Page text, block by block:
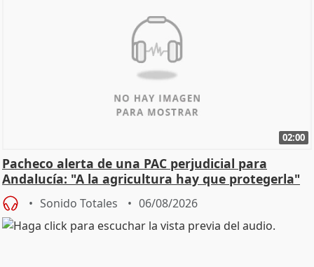
02:00
Pacheco alerta de una PAC perjudicial para
Andalucía: "A la agricultura hay que protegerla"
Sonido Totales 06/08/2026